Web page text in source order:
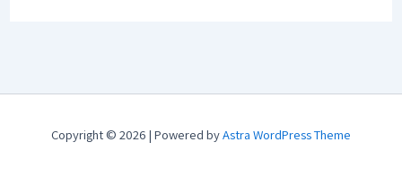
Copyright © 2026 | Powered byAstra WordPress Theme